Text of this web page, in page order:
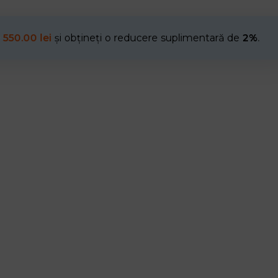
550.00 lei și obțineți o reducere suplimentară de 2%.